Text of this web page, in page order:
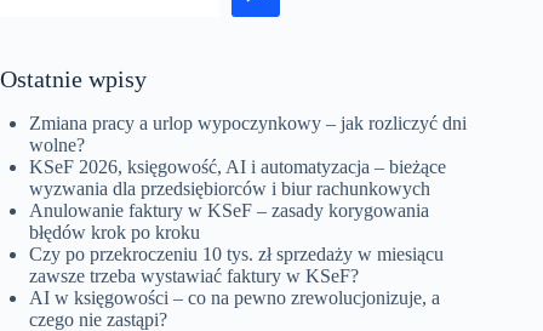
Ostatnie wpisy
Zmiana pracy a urlop wypoczynkowy – jak rozliczyć dni
wolne?
KSeF 2026, księgowość, AI i automatyzacja – bieżące
wyzwania dla przedsiębiorców i biur rachunkowych
Anulowanie faktury w KSeF – zasady korygowania
błędów krok po kroku
Czy po przekroczeniu 10 tys. zł sprzedaży w miesiącu
zawsze trzeba wystawiać faktury w KSeF?
AI w księgowości – co na pewno zrewolucjonizuje, a
czego nie zastąpi?